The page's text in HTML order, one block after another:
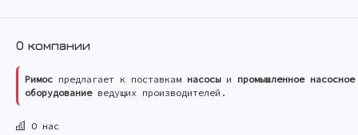
О компании
Римос предлагает к поставкам насосыи промышленное насосное
оборудованиеведущих производителей.
О нас